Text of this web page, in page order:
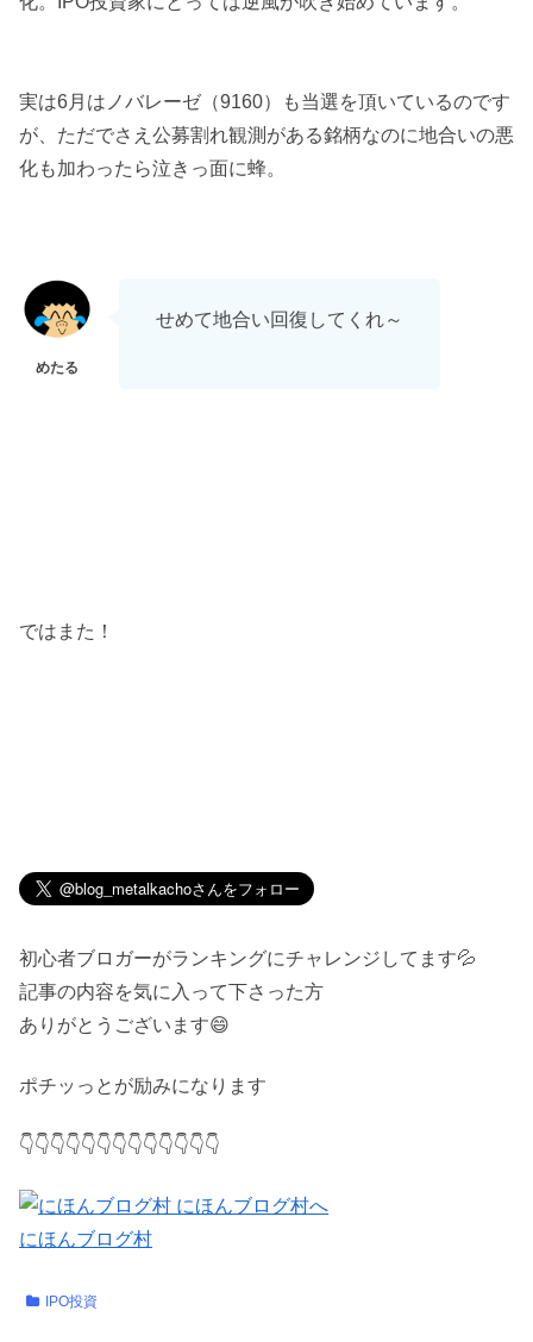
実は6月はノバレーゼ（9160）も当選を頂いているのです
が、ただでさえ公募割れ観測がある銘柄なのに地合いの悪
化も加わったら泣きっ面に蜂。
せめて地合い回復してくれ～
ではまた！
初心者ブロガーがランキングにチャレンジしてます💦
記事の内容を気に入って下さった方
ありがとうございます😄
ポチッっとが励みになります
👇👇👇👇👇👇👇👇👇👇👇👇👇
にほんブログ村
IPO投資